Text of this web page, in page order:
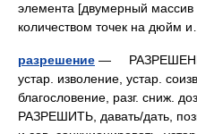
элемента [двумерный
количеством точек на
разрешение — РАЗРЕШЕНИЕ,
устар. изволение, устар.
благословение, разг.
РАЗРЕШИТЬ, давать/дать,